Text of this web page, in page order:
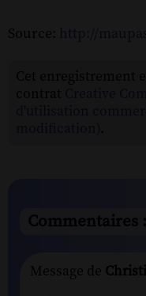
Source:
Commentaires :
Message de